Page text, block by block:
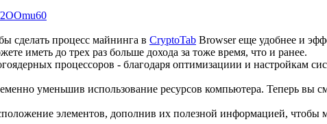
сделать процесс майнинга в CryptoTab Browser еще удобнее и
иметь до трех раз больше дохода за тоже время, что и ранее.
процессоров - благодаря оптимизациии и настройкам
уменьшив использование ресурсов компьютера. Теперь вы
элементов, дополнив их полезной информацией,